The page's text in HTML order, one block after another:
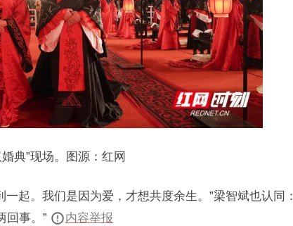
婚典”现场。图源：红网
起。我们是因为爱，才想共度余生。”梁智斌也认同：
回事。”
内容举报